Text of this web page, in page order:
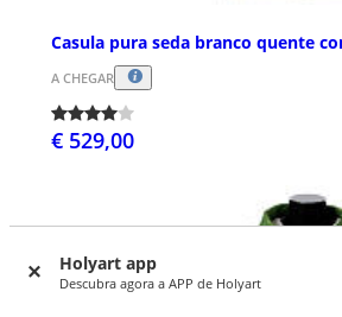
Holyart app
Descubra agora a APP de Holyart
Casula pura seda branco quente
A CHEGAR
€ 529,00